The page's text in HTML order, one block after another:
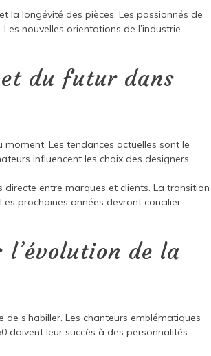
la longévité des pièces. Les passionnés de
nouvelles orientations de l’industrie
du futur dans
Les tendances actuelles sont le
influencent les choix des designers.
entre marques et clients. La transition
prochaines années devront concilier
l’évolution de la
s’habiller. Les chanteurs emblématiques
doivent leur succès à des personnalités